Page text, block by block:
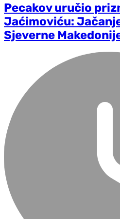
Pecakov uručio
Jaćimoviću:
Sjeverne